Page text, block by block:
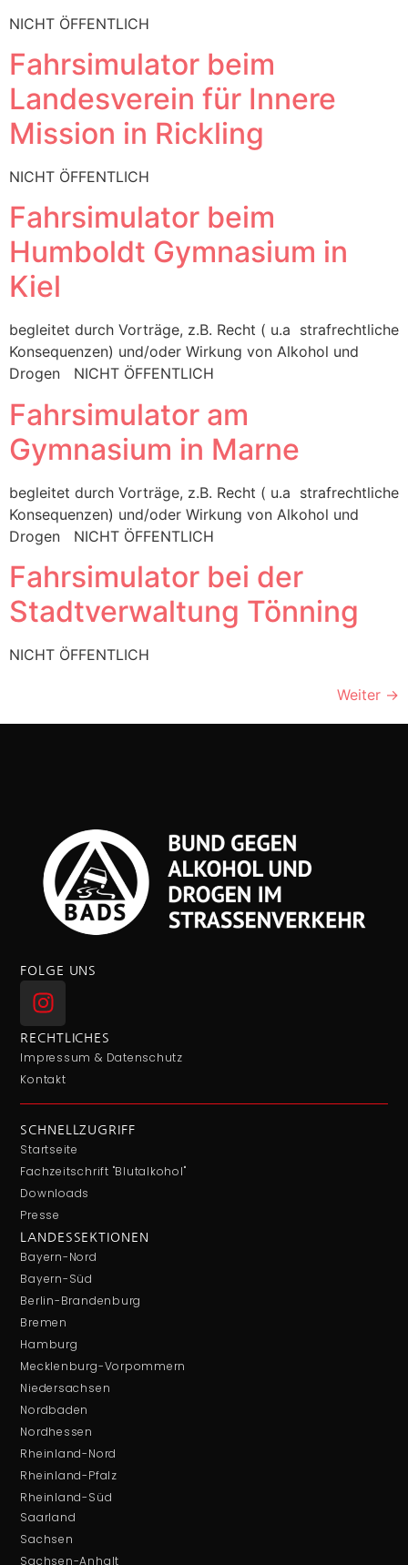
NICHT ÖFFENTLICH
Fahrsimulator beim
Landesverein für Innere
Mission in Rickling
NICHT ÖFFENTLICH
Fahrsimulator beim
Humboldt Gymnasium in
Kiel
begleitet durch Vorträge, z.B. Recht ( u.a strafrechtliche
Konsequenzen) und/oder Wirkung von Alkohol und
Drogen NICHT ÖFFENTLICH
Fahrsimulator am
Gymnasium in Marne
begleitet durch Vorträge, z.B. Recht ( u.a strafrechtliche
Konsequenzen) und/oder Wirkung von Alkohol und
Drogen NICHT ÖFFENTLICH
Fahrsimulator bei der
Stadtverwaltung Tönning
NICHT ÖFFENTLICH
Weiter →
FOLGE UNS
RECHTLICHES
Impressum & Datenschutz
Kontakt
SCHNELLZUGRIFF
Startseite
Fachzeitschrift "Blutalkohol"
Downloads
Presse
LANDESSEKTIONEN
Bayern-Nord
Bayern-Süd
Berlin-Brandenburg
Bremen
Hamburg
Mecklenburg-Vorpommern
Niedersachsen
Nordbaden
Nordhessen
Rheinland-Nord
Rheinland-Pfalz
Rheinland-Süd
Saarland
Sachsen
Sachsen-Anhalt